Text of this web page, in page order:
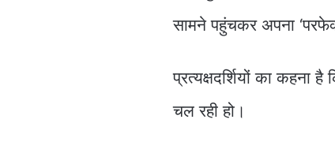
सामने पहुंचकर अपना
प्रत्यक्षदर्शियों का कहना
चल रही हो।